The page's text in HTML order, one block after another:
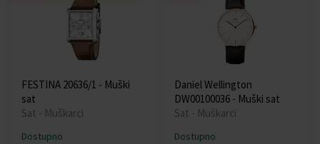
FESTINA 20636/1 - Muški
sat
Sat - Muškarci
Dostupno
Daniel Wellington
DW00100036 - Muški sat
Sat - Muškarci
Dostupno